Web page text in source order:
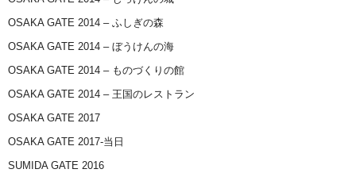
OSAKA GATE 2014 – ふしぎの森
OSAKA GATE 2014 – ぼうけんの海
OSAKA GATE 2014 – ものづくりの館
OSAKA GATE 2014 – 王国のレストラン
OSAKA GATE 2017
OSAKA GATE 2017-当日
SUMIDA GATE 2016